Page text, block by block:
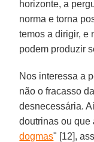
horizonte, a
norma e torna
temos a dirigir, e
podem produzir
Nos interessa a
não o fracasso
desnecessária.
doutrinas ou que
dogmas" [12],